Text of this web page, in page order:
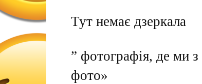
Тут немає дзеркала
” фотографія, де ми
фото»